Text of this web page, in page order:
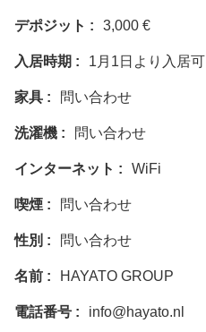
デポジット 3,000 €
入居時期 1月1日より入居可
家具 問い合わせ
洗濯機 問い合わせ
インターネット WiFi
喫煙 問い合わせ
性別 問い合わせ
名前 HAYATO GROUP
電話番号 info@hayato.nl